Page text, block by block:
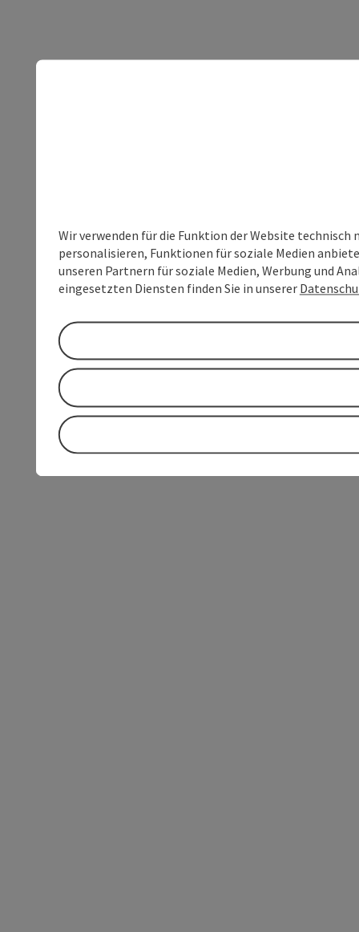
Wir verwenden für die Funktion der Website
personalisieren, Funktionen für soziale Medien
unseren Partnern für soziale Medien, Werbung und
eingesetzten Diensten finden Sie in unserer